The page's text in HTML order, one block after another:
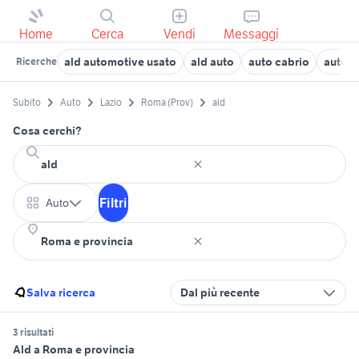
Home Cerca Vendi Messaggi
Ricerche ald automotive usato ald auto auto cabrio auto
Subito Auto Lazio Roma (Prov) ald
Cosa cerchi?
Auto Filtri
Salva ricerca Dal più recente
3 risultati
Ald a Roma e provincia